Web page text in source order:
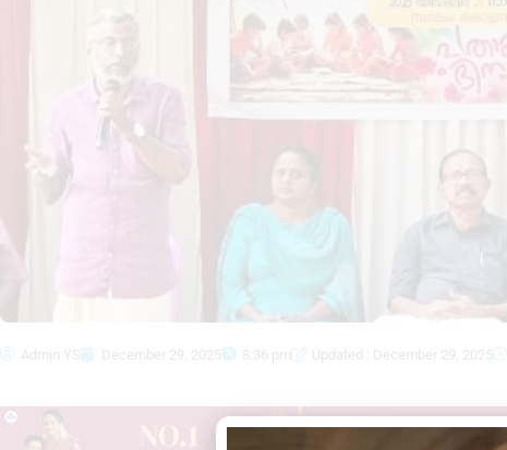
Admin YS December 29, 2025 8:36 pm Updated : December 29, 2025